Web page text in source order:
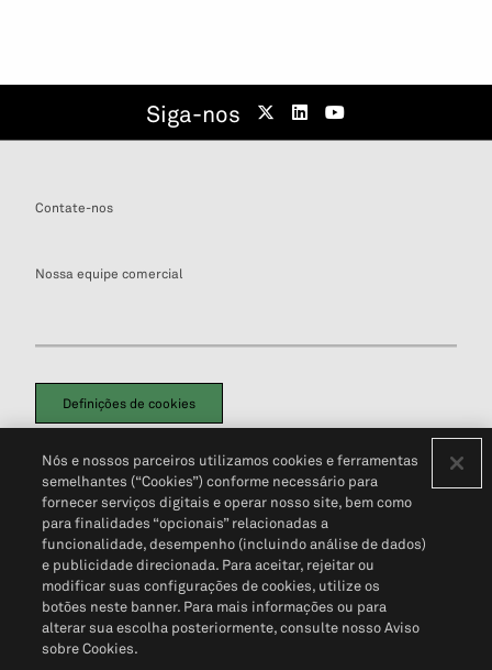
Siga-nos
Contate-nos
Nossa equipe comercial
Definições de cookies
Política de PrivacidadePortal de privacidade do cliente (em inglês)
Não Venda Minhas Informações Pessoais© 2026 S&P Global
Nós e nossos parceiros utilizamos cookies e ferramentas
semelhantes (“Cookies”) conforme necessário para
fornecer serviços digitais e operar nosso site, bem como
para finalidades “opcionais” relacionadas a
funcionalidade, desempenho (incluindo análise de dados)
e publicidade direcionada. Para aceitar, rejeitar ou
modificar suas configurações de cookies, utilize os
botões neste banner. Para mais informações ou para
alterar sua escolha posteriormente, consulte nosso Aviso
sobre Cookies.